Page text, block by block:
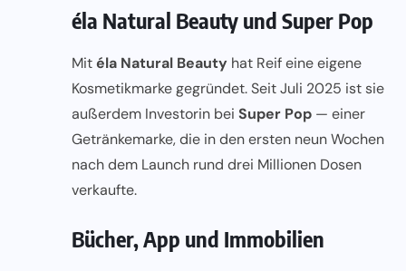
éla Natural Beauty und Super Pop
Mitéla Natural Beauty hat Reif eine eigene
Kosmetikmarke gegründet. Seit Juli 2025 ist sie
außerdem Investorin bei Super Pop — einer
Getränkemarke, die in den ersten neun Wochen
nach dem Launch rund drei Millionen Dosen
verkaufte.
Bücher, App und Immobilien